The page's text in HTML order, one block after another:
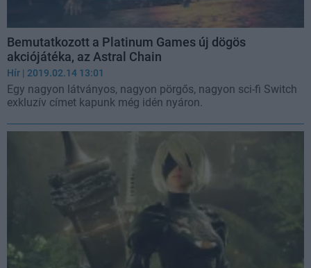
Bemutatkozott a Platinum Games új dögös
akciójátéka, az Astral Chain
Hír | 2019.02.14 13:01
Egy nagyon látványos, nagyon pörgős, nagyon sci-fi Switch
exkluzív címet kapunk még idén nyáron.